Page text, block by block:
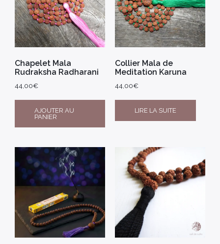
Chapelet Mala
Rudraksha Radharani
44,00€
AJOUTER AU
PANIER
Collier Mala de
Meditation Karuna
44,00€
LIRE LA SUITE